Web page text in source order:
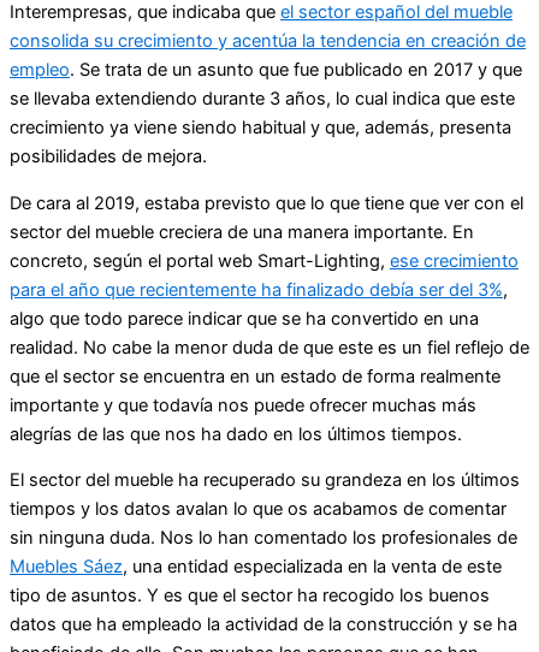
Interempresas, que indicaba que el sector español del mueble
consolida su crecimiento y acentúa la tendencia en creación de
empleo. Se trata de un asunto que fue publicado en 2017 y que
se llevaba extendiendo durante 3 años, lo cual indica que este
crecimiento ya viene siendo habitual y que, además, presenta
posibilidades de mejora.
De cara al 2019, estaba previsto que lo que tiene que ver con el
sector del mueble creciera de una manera importante. En
concreto, según el portal web Smart-Lighting, ese crecimiento
para el año que recientemente ha finalizado debía ser del 3%,
algo que todo parece indicar que se ha convertido en una
realidad. No cabe la menor duda de que este es un fiel reflejo de
que el sector se encuentra en un estado de forma realmente
importante y que todavía nos puede ofrecer muchas más
alegrías de las que nos ha dado en los últimos tiempos.
El sector del mueble ha recuperado su grandeza en los últimos
tiempos y los datos avalan lo que os acabamos de comentar
sin ninguna duda. Nos lo han comentado los profesionales de
Muebles Sáez, una entidad especializada en la venta de este
tipo de asuntos. Y es que el sector ha recogido los buenos
datos que ha empleado la actividad de la construcción y se ha